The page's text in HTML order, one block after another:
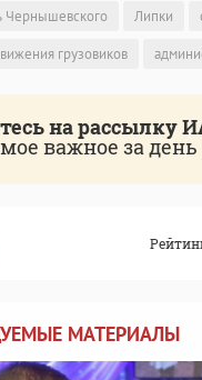
Чернышевского Липки
грузовиков
на рассылку
важное за день
МАТЕРИАЛЫ